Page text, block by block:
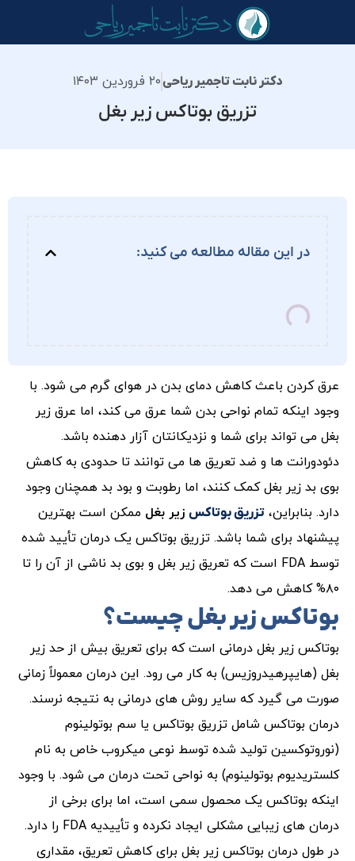
دکتر نابت تاجمیر ریاحی۲۰ فروردین ۱۴۰۳
تزریق بوتاکس زیر بغل
در این مقاله مطالعه می کنید:
عرق کردن باعث کاهش دمای بدن در هوای گرم می شود. با
وجود اینکه تمام نواحی بدن شما عرق می کند، اما عرق زیر
بغل می تواند برای شما و نزدیکانتان آزار دهنده باشد.
دئودورانت ها و ضد تعریق ها می توانند تا حدودی به کاهش
بوی بد زیر بغل کمک کنند، اما رطوبت و بود بد همچنان وجود
دارد. بنابراین، تزریق بوتاکس زیر بغل ممکن است بهترین
پیشنهاد برای شما باشد. تزریق بوتاکس یک درمان تأیید شده
توسط FDA است که تعریق زیر بغل و بوی بد ناشی از آن را تا
۸۰% کاهش می دهد.
بوتاکس زیر بغل چیست؟
بوتاکس زیر بغل درمانی است که برای تعریق بیش از حد زیر
بغل (هایپرهیدروزیس) به کار می رود. این درمان معمولاً زمانی
صورت می گیرد که سایر روش های درمانی به نتیجه نرسند.
درمان بوتاکس شامل تزریق بوتاکس یا سم بوتولینوم
(نوروتوکسین تولید شده توسط نوعی میکروب خاص به نام
کلستریدیوم بوتولینوم) به نواحی تحت درمان می شود. با وجود
اینکه بوتاکس یک محصول سمی است، اما برای برخی از
درمان های زیبایی مشکلی ایجاد نکرده و تأییدیه FDA را دارد.
در طول درمان بوتاکس زیر بغل برای کاهش تعریق، مقداری